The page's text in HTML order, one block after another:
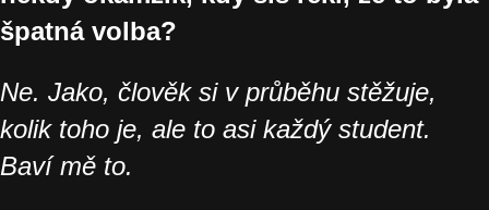
špatná volba?
Ne. Jako, člověk si v průběhu stěžuje,
kolik toho je, ale to asi každý student.
Baví mě to.